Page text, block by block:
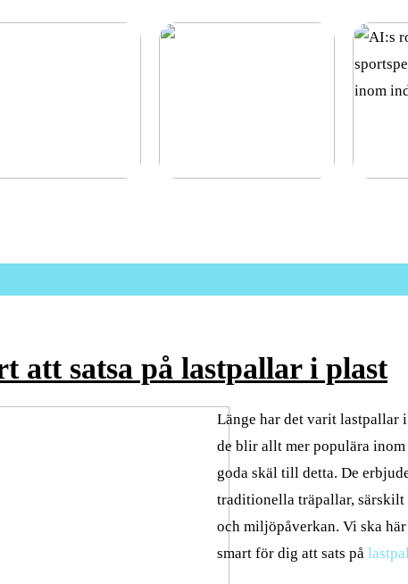
att satsa på lastpallar i plast
Länge har det varit lastpallar
de blir allt mer populära
goda skäl till detta. De
traditionella träpallar,
och miljöpåverkan. Vi ska
smart för dig att sats på